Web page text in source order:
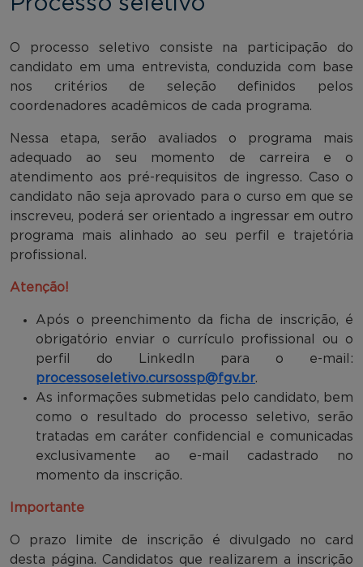
O processo seletivo consiste na participação do
candidato em uma entrevista, conduzida com base
nos critérios de seleção definidos pelos
coordenadores acadêmicos de cada programa.
Nessa etapa, serão avaliados o programa mais
adequado ao seu momento de carreira e o
atendimento aos pré-requisitos de ingresso. Caso o
candidato não seja aprovado para o curso em que se
inscreveu, poderá ser orientado a ingressar em outro
programa mais alinhado ao seu perfil e trajetória
profissional.
Atenção!
Após o preenchimento da ficha de inscrição, é
obrigatório enviar o currículo profissional ou o
perfil do LinkedIn para o e-mail:
processoseletivo.cursossp@fgv.br.
As informações submetidas pelo candidato, bem
como o resultado do processo seletivo, serão
tratadas em caráter confidencial e comunicadas
exclusivamente ao e-mail cadastrado no
momento da inscrição.
Importante
O prazo limite de inscrição é divulgado no card
desta página. Candidatos que realizarem a inscrição